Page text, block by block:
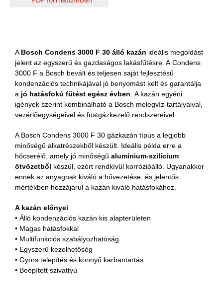
A Bosch Condens 3000 F 30 álló kazán ideális megoldást
jelent az egyszerű és gazdaságos lakásfűtésre. A Condens
3000 F a Bosch bevált és teljesen saját fejlesztésű
kondenzációs technikájával jó benyomást kelt és garantálja
a jó hatásfokú fűtést egész évben . A kazán egyéni
igények szerint kombinálható a Bosch melegvíz-tartályaival,
vezérlőegységeivel és füstgázkezelő rendszereivel.
A Bosch Condens 3000 F 30 gázkazán típus a legjobb
minőségű alkatrészekből készült. Ideális példa erre a
hőcserélő, amely jó minőségű alumínium-szilícium
ötvözetből készül, ezért rendkívül korrózióálló. Ugyanakkor
ennek az anyagnak kiváló a hővezetése, és jelentős
mértékben hozzájárul a kazán kiváló hatásfokához.
A kazán előnyei
• Álló kondenzációs kazán kis alapterületen
• Magas hatásfokkal
• Multifunkciós szabályozhatóság
• Egyszerű kezelhetőség
• Gyors telepítés és könnyű karbantartás
• Beépített szivattyú